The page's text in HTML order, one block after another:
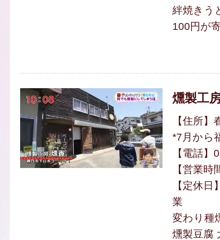
絆焼きう
100円が
燻製工
【住所
*7月から
【電話
【営業
【定休
業
変わり種
燻製豆腐